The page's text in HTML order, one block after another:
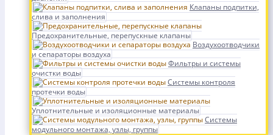
Клапаны подпитки,
слива и заполнения
Предохранительные, перепускные клапаны
Воздухоотводчики
и сепараторы воздуха
Фильтры и системы
очистки воды
Системы контроля
протечки воды
Уплотнительные и изоляционные материалы
Системы
модульного монтажа, узлы, группы